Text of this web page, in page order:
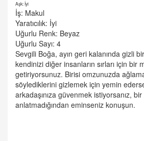
Aşk: İyi
İş: Makul
Yaratıcılık: İyi
Uğurlu Renk: Beyaz
Uğurlu Sayı: 4
Sevgili Boğa, ayın geri kalanında gizli
kendinizi diğer insanların sırları için bir
getiriyorsunuz. Birisi omzunuzda
söylediklerini gizlemek için yemin
arkadaşınıza güvenmek istiyorsanız,
anlatmadığından eminseniz konuşun.